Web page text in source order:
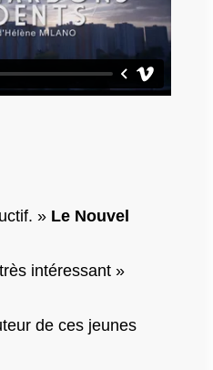
» Le Nouvel
intéressant »
de ces jeunes